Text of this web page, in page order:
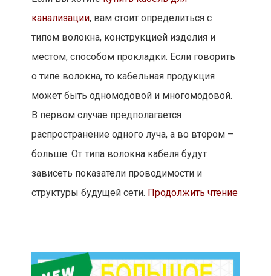
канализации, вам стоит определиться с
типом волокна, конструкцией изделия и
местом, способом прокладки. Если говорить
о типе волокна, то кабельная продукция
может быть одномодовой и многомодовой.
В первом случае предполагается
распространение одного луча, а во втором –
больше. От типа волокна кабеля будут
зависеть показатели проводимости и
структуры будущей сети. Продолжить чтение